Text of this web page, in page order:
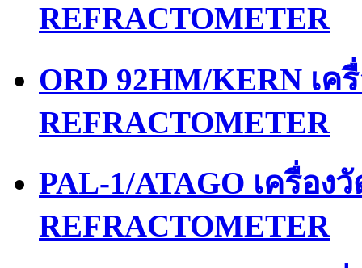
REFRACTOMETER
ORD 92HM/KERN เ
REFRACTOMETER
PAL-1/ATAGO เครื่อ
REFRACTOMETER